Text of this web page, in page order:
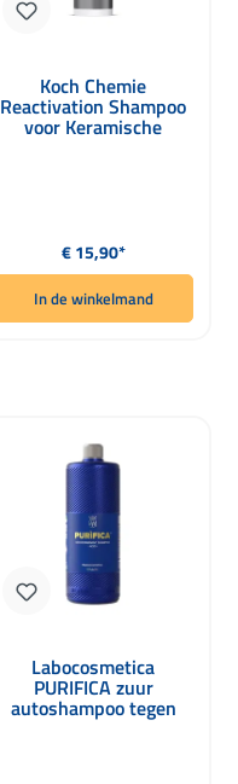
Koch Chemie
Reactivation Shampoo
voor Keramische
Normale prijs:
€ 15,90*
In de winkelmand
Labocosmetica
PURIFICA zuur
autoshampoo tegen
kalkafzetting 1000ml